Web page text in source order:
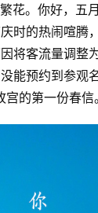
花。你好，五
时的热闹喧腾
将客流量调整
能预约到参观
的第一份春信。